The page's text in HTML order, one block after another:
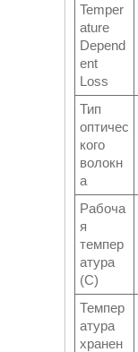
Temper
ature
Depend
ent
Loss
Тип
оптичес
кого
волокн
а
Рабоча
я
темпер
атура
(С)
Темпер
атура
хранен